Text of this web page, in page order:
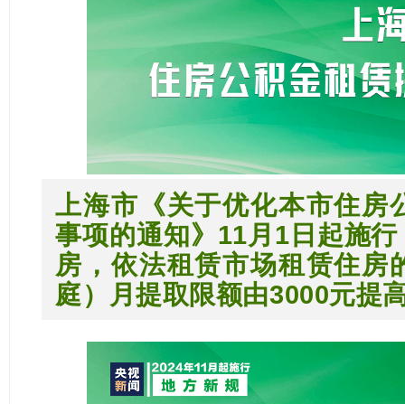
上海市《关于优化本市住房
事项的通知》11月1日起施行
房，依法租赁市场租赁住房
庭）月提取限额由3000元提